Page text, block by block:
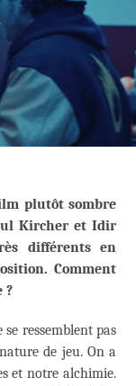
plutôt sombre
Kircher et Idir
différents en
Comment
?
ressemblent pas
de jeu. On a
et notre alchimie.